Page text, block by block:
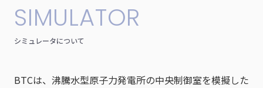
SIMULATOR
シミ ュ レータについて
BTCは、沸騰水型原子力発電所の中央制御室を模擬した